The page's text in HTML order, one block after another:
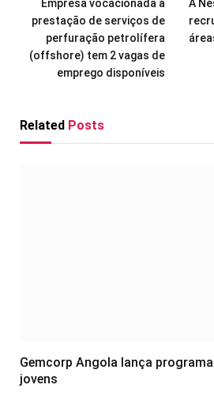
Empresa vocacionada à
prestação de serviços de
perfuração petrolífera
(offshore) tem 2 vagas de
emprego disponíveis
A
Related Posts
Gemcorp Angola lança
jovens